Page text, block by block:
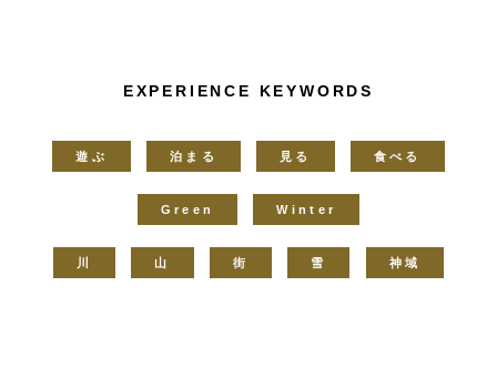
EXPERIENCE KEYWORDS
遊ぶ 泊まる 見る 食べる
Green Winter
川 山 街 雪 神域